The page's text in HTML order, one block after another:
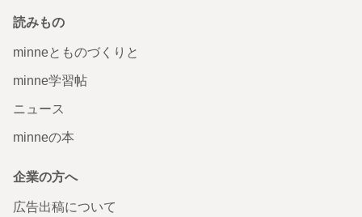
読みもの
minneとものづくりと
minne学習帖
ニュース
minneの本
企業の方へ
広告出稿について